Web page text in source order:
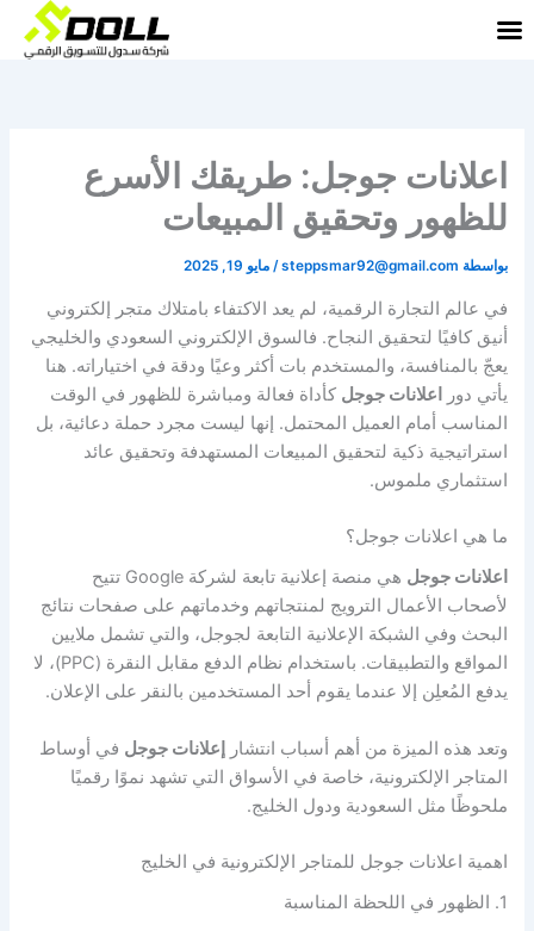
إلى
اعلانات جوجل: طريقك الأسرع
للظهور وتحقيق المبيعات
بواسطة steppsmar92@gmail.com
/مايو 19, 2025
في عالم التجارة الرقمية، لم يعد الاكتفاء بامتلاك متجر إلكتروني
أنيق كافيًا لتحقيق النجاح. فالسوق الإلكتروني السعودي والخليجي
يعجّ بالمنافسة، والمستخدم بات أكثر وعيًا ودقة في اختياراته. هنا
يأتي دور
اعلانات جوجل كأداة فعالة ومباشرة للظهور في الوقت
المناسب أمام العميل المحتمل. إنها ليست مجرد حملة دعائية، بل
استراتيجية ذكية لتحقيق المبيعات المستهدفة وتحقيق عائد
استثماري ملموس.
ما هي اعلانات جوجل؟
اعلانات جوجل
هي منصة إعلانية تابعة لشركة Google تتيح
لأصحاب الأعمال الترويج لمنتجاتهم وخدماتهم على صفحات نتائج
البحث وفي الشبكة الإعلانية التابعة لجوجل، والتي تشمل ملايين
المواقع والتطبيقات. باستخدام نظام الدفع مقابل النقرة (PPC)، لا
يدفع المُعلِن إلا عندما يقوم أحد المستخدمين بالنقر على الإعلان.
وتعد هذه الميزة من أهم أسباب انتشارإعلانات جوجل في أوساط
المتاجر الإلكترونية، خاصة في الأسواق التي تشهد نموًا رقميًا
ملحوظًا مثل السعودية ودول الخليج.
اهمية اعلانات جوجل للمتاجر الإلكترونية في الخليج
1. الظهور في اللحظة المناسبة